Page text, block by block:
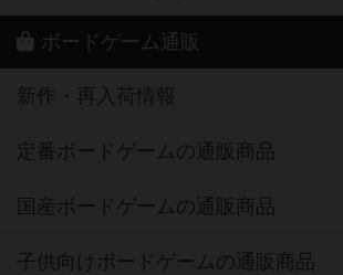
ボードゲーム通販
新作・再入荷情報
定番ボードゲームの通販商品
国産ボードゲームの通販商品
子供向けボードゲームの通販商品